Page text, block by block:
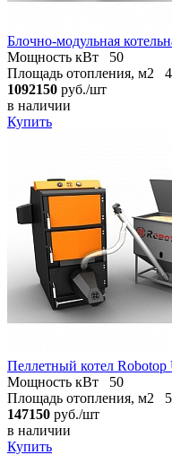
Блочно-модульная
Мощность кВт
50
Площадь отопления, м2
1092150 руб./шт
в наличии
Купить
Пеллетный котел Robotop
Мощность кВт
50
Площадь отопления, м2
147150 руб./шт
в наличии
Купить